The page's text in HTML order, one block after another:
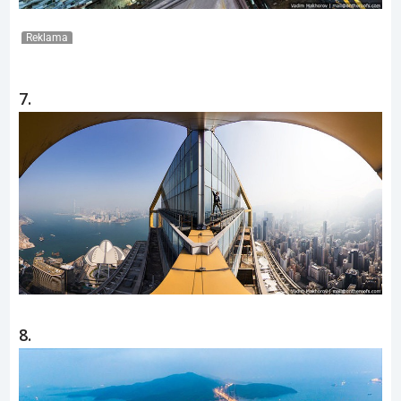
Reklama
7.
8.